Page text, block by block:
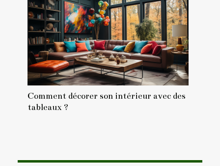
Comment décorer son intérieur avec des
tableaux ?